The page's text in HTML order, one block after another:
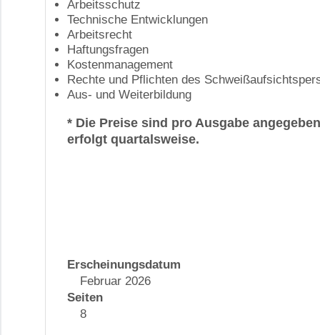
Arbeitsschutz
Technische Entwicklungen
Arbeitsrecht
Haftungsfragen
Kostenmanagement
Rechte und Pflichten des
Aus- und Weiterbildung
* Die Preise sind pro Ausgabe
erfolgt quartalsweise.
Erscheinungsdatum
Februar 2026
Seiten
8